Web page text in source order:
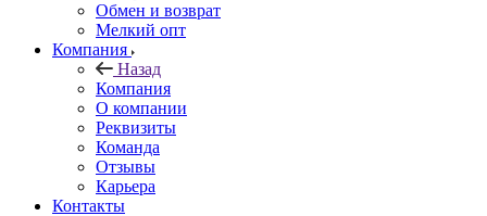
Обмен и возврат
Мелкий опт
Компания
Назад
Компания
О компании
Реквизиты
Команда
Отзывы
Карьера
Контакты